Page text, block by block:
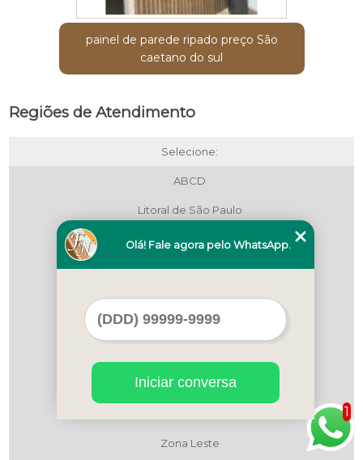
painel de parede ripado preço São
caetano do sul
Regiões de Atendimento
Selecione:
ABCD
Litoral de São Paulo
Região Central
Região Central
Região Central
São Paulo
Zona Leste
1
Olá! Fale agora pelo WhatsApp.
Iniciar conversa